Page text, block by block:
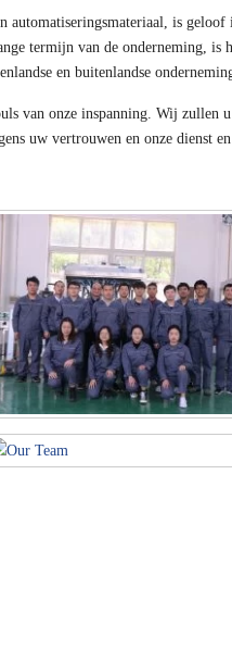
automatiseringsmateriaal, is
termijn van de onderneming, is
en buitenlandse
van onze inspanning. Wij
uw vertrouwen en onze dienst en